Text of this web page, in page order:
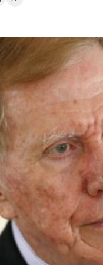
Whatsapp
en Facebook
en Twitter
Desplegar Redes